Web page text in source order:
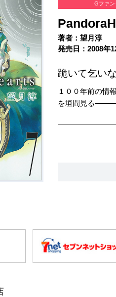
Gファン
著者：望月淳
発売日：2008年
跪いて乞い
１００年前の情
を垣間見る